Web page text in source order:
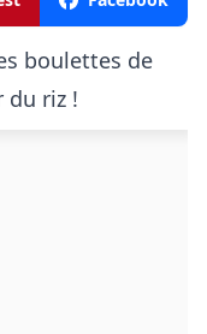
boulettes de
du riz !